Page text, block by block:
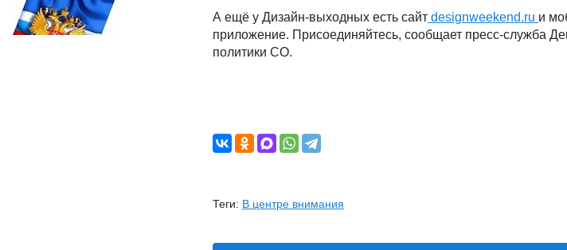
А ещё у Дизайн-выходных есть сайт designweekend.ru и
приложение. Присоединяйтесь, сообщает пресс-служба
политики СО.
Теги: В центре внимания